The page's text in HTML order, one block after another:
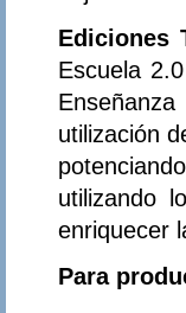
Ediciones
Escuela
utilización
utilizando
enriquecer
Para